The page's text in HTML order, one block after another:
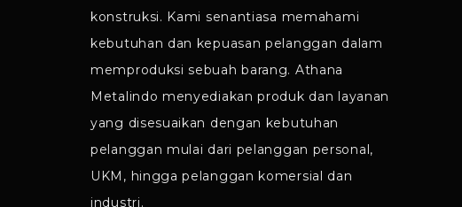
konstruksi. Kami senantiasa memahami
kebutuhan dan kepuasan pelanggan dalam
memproduksi sebuah barang. Athana
Metalindo menyediakan produk dan layanan
yang disesuaikan dengan kebutuhan
pelanggan mulai dari pelanggan personal,
UKM, hingga pelanggan komersial dan
industri.